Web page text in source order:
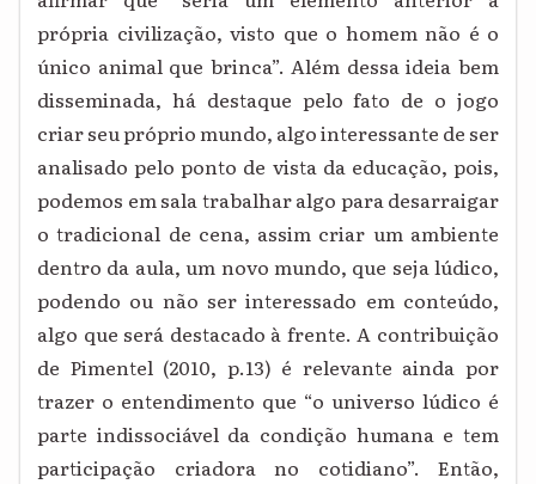
própria civilização, visto que o homem não é o
único animal que brinca”. Além dessa ideia bem
disseminada, há destaque pelo fato de o jogo
criar seu próprio mundo, algo interessante de ser
analisado pelo ponto de vista da educação, pois,
podemos em sala trabalhar algo para desarraigar
o tradicional de cena, assim criar um ambiente
dentro da aula, um novo mundo, que seja lúdico,
podendo ou não ser interessado em conteúdo,
algo que será destacado à frente. A contribuição
de Pimentel (2010, p.13) é relevante ainda por
trazer o entendimento que “o universo lúdico é
parte indissociável da condição humana e tem
participação criadora no cotidiano”. Então,